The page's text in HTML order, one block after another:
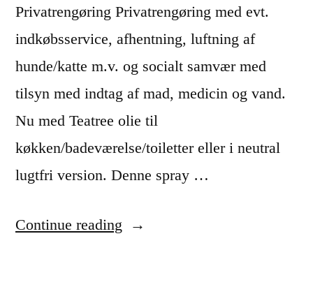
Privatrengøring Privatrengøring med evt.
indkøbsservice, afhentning, luftning af
hunde/katte m.v. og socialt samvær med
tilsyn med indtag af mad, medicin og vand.
Nu med Teatree olie til
køkken/badeværelse/toiletter eller i neutral
lugtfri version. Denne spray …
Continue reading